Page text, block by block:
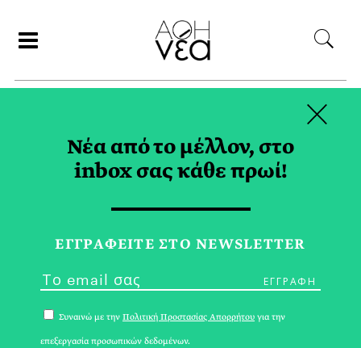
ΙΟΥΛΙΟΣ 2026
Νέα από το μέλλον, στο
inbox σας κάθε πρωί!
ΕΓΓPΑΦΕΙΤΕ ΣΤΟ NEWSLETTER
Συναινώ με την Πολιτική Προστασίας Απορρήτου για την
επεξεργασία προσωπικών δεδομένων.
×